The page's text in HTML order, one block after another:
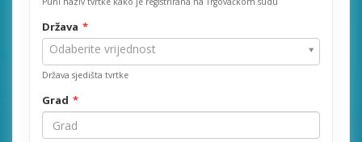
Država
Odaberite vrijednost
Država
Država sjedišta tvrtke
Grad